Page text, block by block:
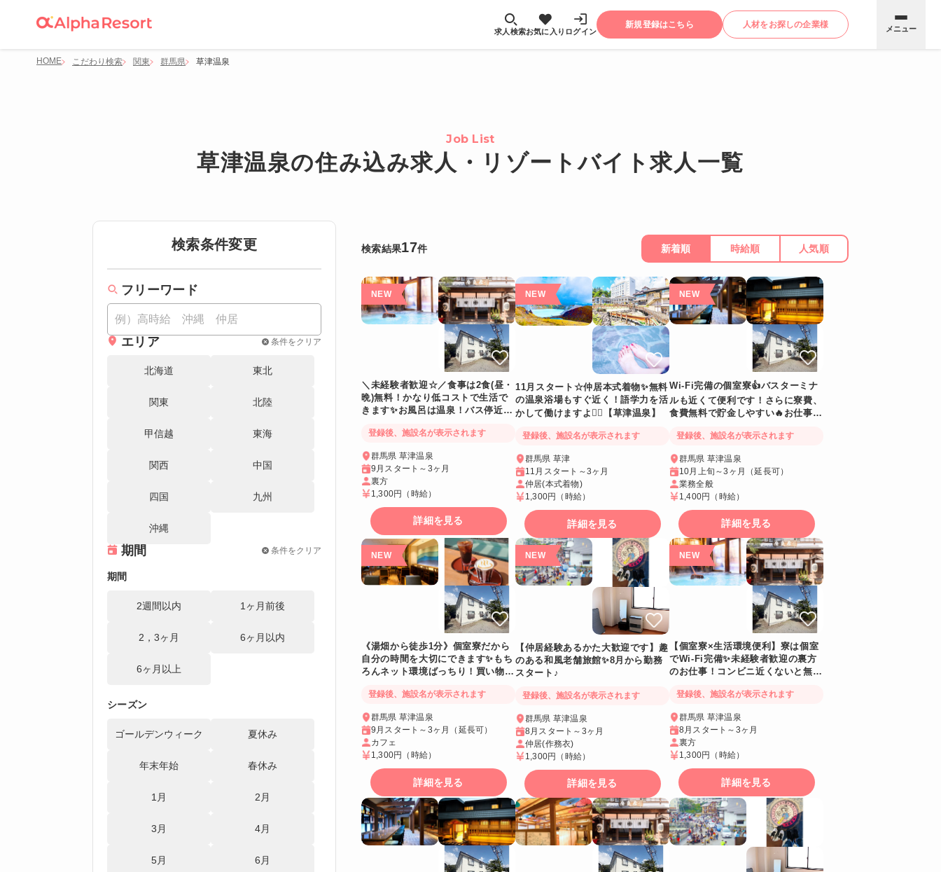
求人検索お気に入り ログイン
新規登録はこちら 人材をお探しの企業様 メニュー
HOME こだわり検索 関東 群馬県 草津温泉
Job List
草津温泉の住み込み求人・リゾートバイト求人一覧
検索条件変更
フリーワード
エリア 条件をクリア
北海道 東北
関東 北陸
甲信越 東海
関西 中国
四国 九州
沖縄
期間 条件をクリア
期間
2週間以内 1ヶ月前後
2，3ヶ月 6ヶ月以内
6ヶ月以上
シーズン
ゴールデンウィーク 夏休み
年末年始 春休み
1月 2月
3月 4月
5月 6月
検索結果17件 新着順 時給順 人気順
＼未経験者歓迎☆／食事は2食(昼・
晩)無料！かなり低コストで生活で
きます✨お風呂は温泉！バス停近い
室でWi-Fi完備
登録後、施設名が表示されます
群馬県 草津温泉
9月スタート～3ヶ月
裏方
1,300円
（時給）
詳細を見る
11月スタート☆仲居本式着物✨無料
の温泉浴場もすぐ近く！語学力を活
かして働けますよ💁‍♂️【草津温泉】
登録後、施設名が表示されます
群馬県 草津
11月スタート～3ヶ月
仲居(本式着物)
1,300円
（時給）
詳細を見る
Wi-Fi完備の個室寮👍バスターミナ
ルも近くて便利です！さらに寮費、
食費無料で貯金しやすい🔥お仕事の
登録後、施設名が表示されます
群馬県 草津温泉
10月上旬～3ヶ月（延長可）
業務全般
1,400円
（時給）
詳細を見る
《湯畑から徒歩1分》個室寮だから
自分の時間を大切にできます✨もち
ろんネット環境ばっちり！買い物も
登録後、施設名が表示されます
群馬県 草津温泉
9月スタート～3ヶ月（延長可）
カフェ
1,300円
（時給）
詳細を見る
【仲居経験あるかた大歓迎です】趣
のある和風老舗旅館✨8月から勤務
スタート♪
登録後、施設名が表示されます
群馬県 草津温泉
8月スタート～3ヶ月
仲居(作務衣)
1,300円
（時給）
詳細を見る
【個室寮×生活環境便利】寮は個室
でWi-Fi完備✨未経験者歓迎の裏方
のお仕事！コンビニ近くないと無理
てすぐの好立地
登録後、施設名が表示されます
群馬県 草津温泉
8月スタート～3ヶ月
裏方
1,300円
（時給）
詳細を見る